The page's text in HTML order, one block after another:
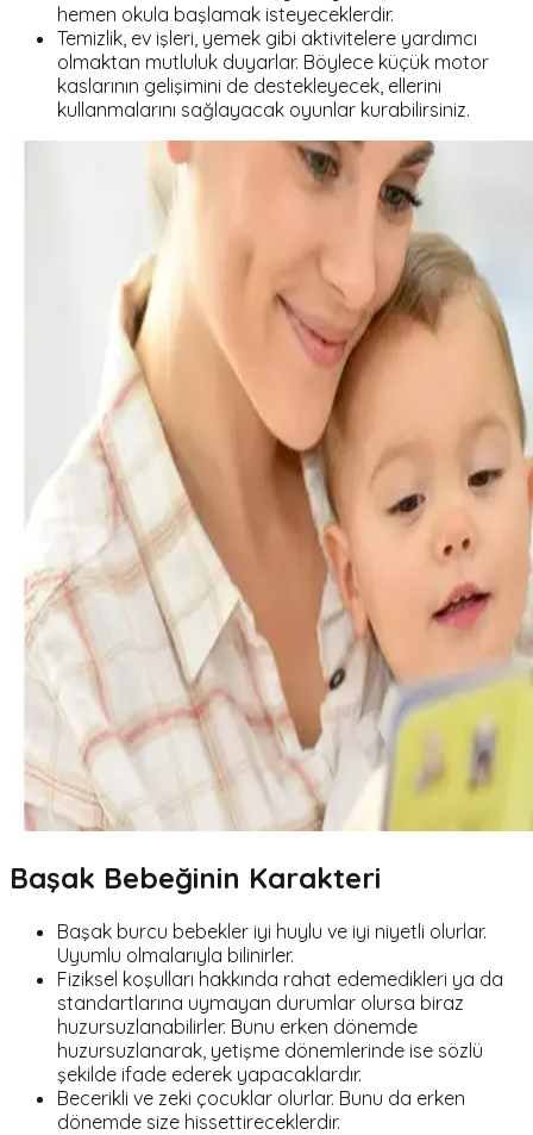
hemen okula başlamak isteyeceklerdir.
Temizlik, ev işleri, yemek gibi aktivitelere yardımcı
olmaktan mutluluk duyarlar. Böylece küçük motor
kaslarının gelişimini de destekleyecek, ellerini
kullanmalarını sağlayacak oyunlar kurabilirsiniz.
Başak Bebeğinin Karakteri
Başak burcu bebekler iyi huylu ve iyi niyetli olurlar.
Uyumlu olmalarıyla bilinirler.
Fiziksel koşulları hakkında rahat edemedikleri ya da
standartlarına uymayan durumlar olursa biraz
huzursuzlanabilirler. Bunu erken dönemde
huzursuzlanarak, yetişme dönemlerinde ise sözlü
şekilde ifade ederek yapacaklardır.
Becerikli ve zeki çocuklar olurlar. Bunu da erken
dönemde size hissettireceklerdir.